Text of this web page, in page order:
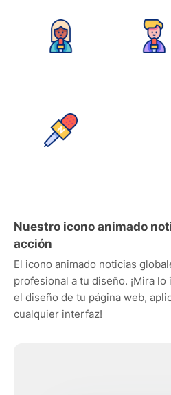
Nuestro icono animado
acción
El icono animado noticias
profesional a tu diseño. ¡Mira
el diseño de tu página web,
cualquier interfaz!